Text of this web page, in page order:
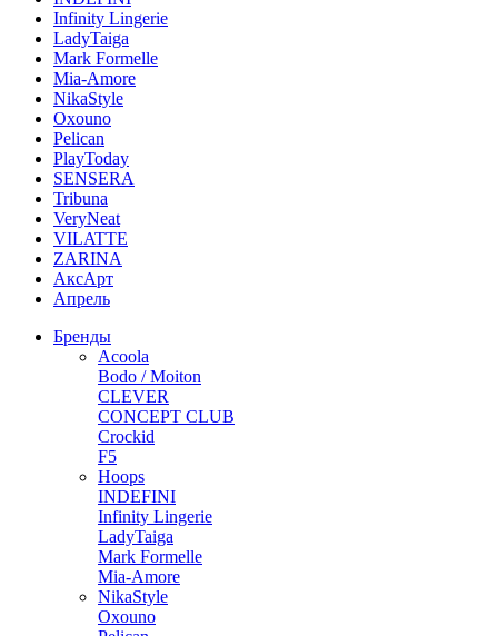
Infinity Lingerie
LadyTaiga
Mark Formelle
Mia-Amore
NikaStyle
Oxouno
Pelican
PlayToday
SENSERA
Tribuna
VeryNeat
VILATTE
ZARINA
АксАрт
Апрель
Бренды
Acoola
Bodo / Moiton
CLEVER
CONCEPT CLUB
Crockid
F5
Hoops
INDEFINI
Infinity Lingerie
LadyTaiga
Mark Formelle
Mia-Amore
NikaStyle
Oxouno